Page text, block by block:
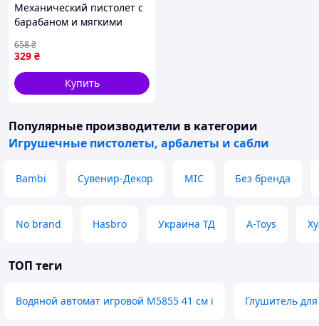
Механический пистолет с
барабаном и мягкими
для стрельбы на дальние
расстояния
329 ₴
658₴
Купить
Популярные производители в категории
Игрушечные пистолеты, арбалеты и сабли
Bambi Сувенир-Декор MIC Без бренда
No brand Hasbro Украина ТД A-Toys
ТОП теги
Водяной автомат игровой M5855 41 см i Глушитель